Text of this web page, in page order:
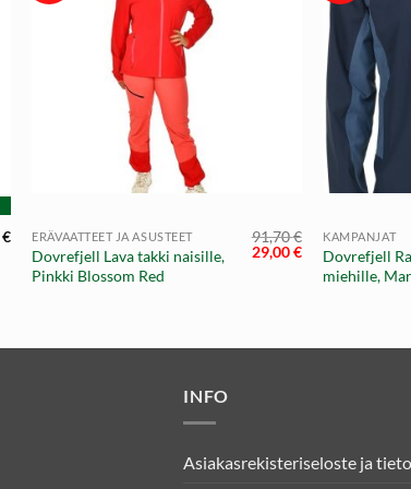
€ ERÄVAATTEET JA ASUSTEET
Dovrefjell Lava takki naisille,
Pinkki Blossom Red
91,70€
Alkuperäinen
hinta
29,00€Nykyinen
hinta
+
KAMPANJAT
Dovrefjell
miehille,
INFO
Asiakasrekisteriseloste ja